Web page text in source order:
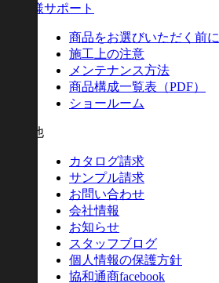
お客様サポート
商品をお選びいただく前に
施工上の注意
メンテナンス方法
商品構成一覧表（PDF）
ショールーム
その他
カタログ請求
サンプル請求
お問い合わせ
会社情報
お知らせ
スタッフブログ
個人情報の保護方針
協和通商facebook